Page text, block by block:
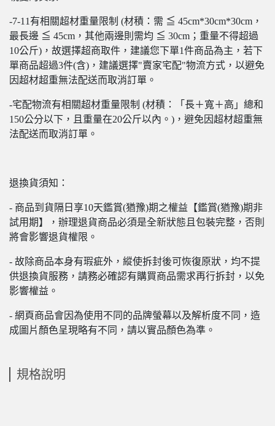
-7-11有相關超材重量限制 (材積：需 ≦ 45cm*30cm*30cm，
最長邊 ≦ 45cm，其他兩邊則需均 ≦ 30cm；重量不得超過
10公斤)，故選擇超商取件，建議您下單1件商品為主，若下
單商品超過3件(含)，建議選擇"賣家宅配"物流方式，以避免
因超材超重無法配送而取消訂單。
-宅配物流有相關超材重量限制 (材積：「長＋寬＋高」總和
150公分以下，且重量在20公斤以內。)，避免因超材超重無
法配送而取消訂單。
退換貨須知：
- 商品到貨隔日享10天鑑賞(猶豫)期之權益【鑑賞(猶豫)期非
試用期】，辦理退貨商品必須是全新狀態且包裝完整，否則
將會影響退貨權限。
- 故除商品本身有瑕疵外，縱使拆封後可恢復原狀，均不提
供退換貨服務，請務必確認有購買商品需求再行拆封，以免
影響權益。
- 網頁商品會因為使用不同的品牌螢幕以及解析度不同，造
成圖片顏色呈現略有不同，請以實品顏色為準。
規格說明